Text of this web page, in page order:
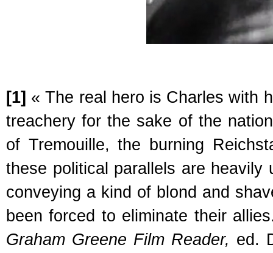
[1] « The real hero is Charles with
treachery for the sake of the
of Tremouille, the burning
these political parallels are heavily
conveying a kind of blond and
been forced to eliminate their
Graham Greene Film Reader, ed.